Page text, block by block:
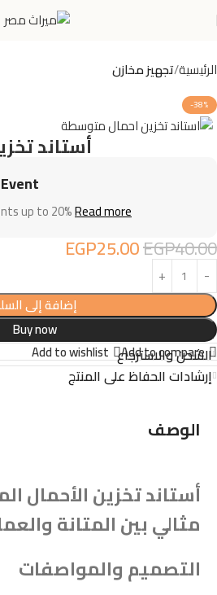
الرئيسية تجهيز مخازن
-38%
أستاند
up to 20%Read more
EGP40.00
EGP25.00
إضافة إلى
Buy now
Add to compare
Add to wishlist الشحن والاسترجاع
إرشادات الحفاظ على المنتج
الوصف
أستاند تخزين الأحمال
مثالي بين المتانة
التصميم والمواصفات